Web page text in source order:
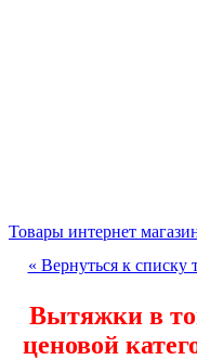
Товары интернет
« Вернуться к списку
Вытяжки в
ценовой